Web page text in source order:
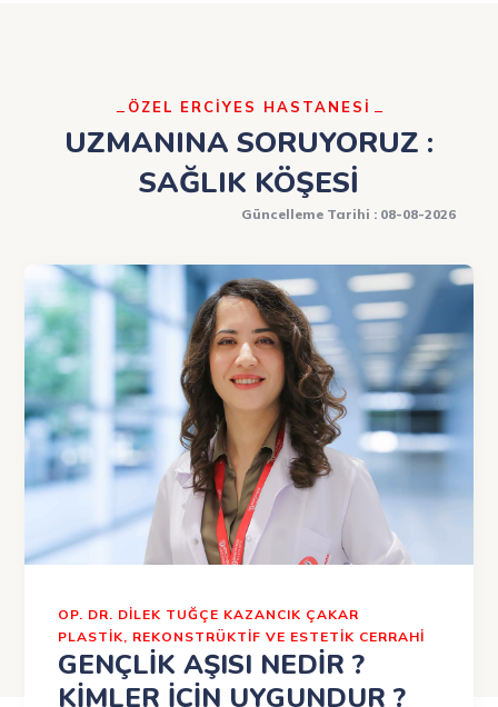
ÖZEL ERCİYES HASTANESİ
UZMANINA SORUYORUZ :
SAĞLIK KÖŞESİ
Güncelleme Tarihi : 08-08-2026
OP. DR. DILEK TUĞÇE KAZANCIK ÇAKAR
PLASTIK, REKONSTRÜKTIF VE ESTETIK CERRAHI
GENÇLİK AŞISI NEDİR ?
KİMLER İÇİN UYGUNDUR ?